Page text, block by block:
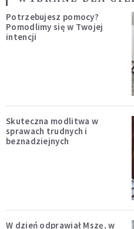
Potrzebujesz pomocy?
Pomodlimy się w Twojej
intencji
Skuteczna modlitwa w
sprawach trudnych i
beznadziejnych
W dzień odprawiał Mszę, w